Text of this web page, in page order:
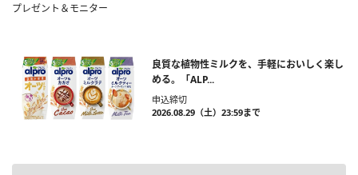
プレゼント＆モニター
良質な植物性ミルクを、手軽においしく楽し
める。「ALP...
申込締切
2026.08.29（土）23:59まで